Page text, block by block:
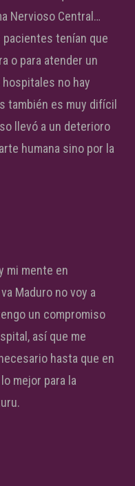
Nervioso Central…
tenían que
o para atender un
no hay
también es muy difícil
llevó a un deterioro
humana sino por la
mi mente en
Maduro no voy a
un compromiso
así que me
hasta que en
mejor para la